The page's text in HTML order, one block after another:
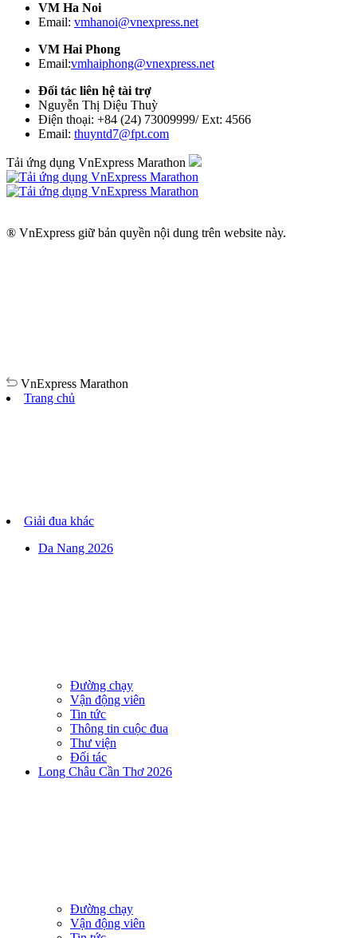
VM Ha Noi
Email: vmhanoi@vnexpress.net
VM Hai Phong
Email:vmhaiphong@vnexpress.net
Đối tác liên hệ tài trợ
Nguyễn Thị Diệu Thuỳ
Điện thoại: +84 (24) 73009999/ Ext: 4566
Email: thuyntd7@fpt.com
Tải ứng dụng VnExpress Marathon
® VnExpress giữ bản quyền nội dung trên website này.
VnExpress Marathon
Trang chủ
Giải đua khác
Da Nang 2026
Đường chạy
Vận động viên
Tin tức
Thông tin cuộc đua
Thư viện
Đối tác
Long Châu Cần Thơ 2026
Đường chạy
Vận động viên